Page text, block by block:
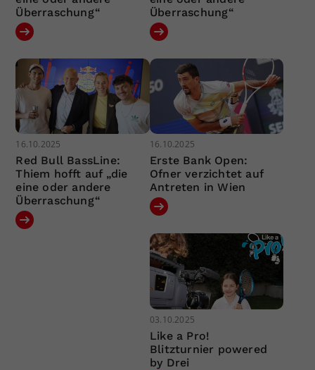
Überraschung“
Überraschung“
16.10.2025
Red Bull BassLine:
Thiem hofft auf „die
eine oder andere
Überraschung“
16.10.2025
Erste Bank Open:
Ofner verzichtet auf
Antreten in Wien
03.10.2025
Like a Pro!
Blitzturnier powered
by Drei